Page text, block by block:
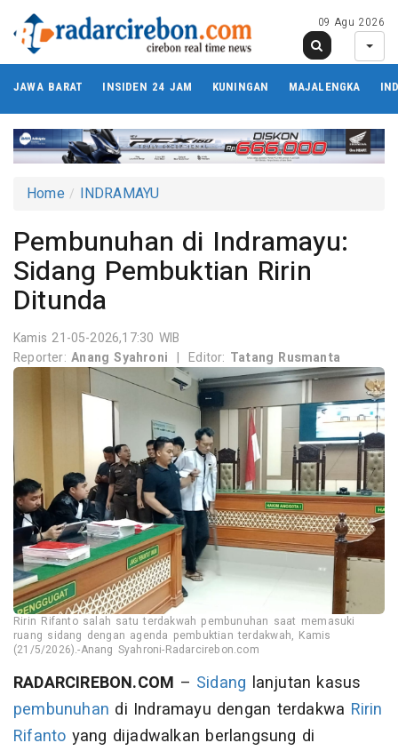
09 Agu 2026
JAWA BARAT INSIDEN 24 JAM KUNINGAN MAJALENGKA
Home INDRAMAYU
Pembunuhan di Indramayu:
Sidang Pembuktian Ririn
Ditunda
Kamis 21-05-2026,17:30 WIB
Reporter:Anang Syahroni | Editor: Tatang Rusmanta
Ririn Rifanto salah satu terdakwah pembunuhan saat memasuki
ruang sidang dengan agenda pembuktian terdakwah, Kamis
(21/5/2026).-Anang Syahroni-Radarcirebon.com
RADARCIREBON.COM – Sidang lanjutan kasus
pembunuhan di Indramayu dengan terdakwa Ririn
Rifanto yang dijadwalkan berlangsung di